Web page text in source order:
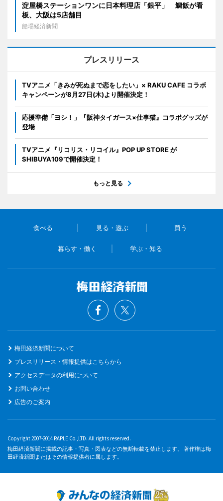
淀屋橋ステーションワンに日本料理店「銀平」 鯛飯が看
板、大阪は5店舗目
船場経済新聞
プレスリリース
TVアニメ「きみが死ぬまで恋をしたい」× RAKU CAFE コラボ
キャンペーンが8月27日(木)より開催決定！
応援準備「ヨシ！」『阪神タイガース×仕事猫』コラボグッズが
登場
TVアニメ『リコリス・リコイル』POP UP STORE が
SHIBUYA109で開催決定！
もっと見る
食べる 見る・遊ぶ 買う
暮らす・働く 学ぶ・知る
梅田経済新聞について
プレスリリース・情報提供はこちらから
アクセスデータの利用について
お問い合わせ
広告のご案内
Copyright 2007-2014 RAPLE Co.,LTD. All rights reserved.
梅田経済新聞に掲載の記事・写真・図表などの無断転載を禁止します。 著作権は梅
田経済新聞またはその情報提供者に属します。